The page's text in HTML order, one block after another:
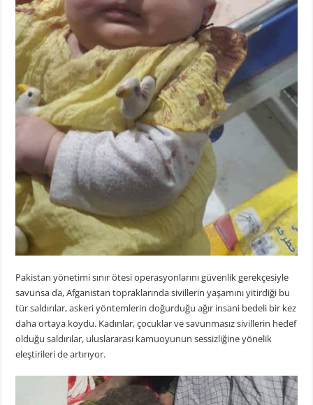
Pakistan yönetimi sınır ötesi operasyonlarını güvenlik gerekçesiyle
savunsa da, Afganistan topraklarında sivillerin yaşamını yitirdiği bu
tür saldırılar, askeri yöntemlerin doğurduğu ağır insani bedeli bir kez
daha ortaya koydu. Kadınlar, çocuklar ve savunmasız sivillerin hedef
olduğu saldırılar, uluslararası kamuoyunun sessizliğine yönelik
eleştirileri de artırıyor.